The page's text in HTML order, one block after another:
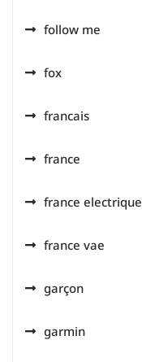
follow me
fox
francais
france
france electrique
france vae
garçon
garmin